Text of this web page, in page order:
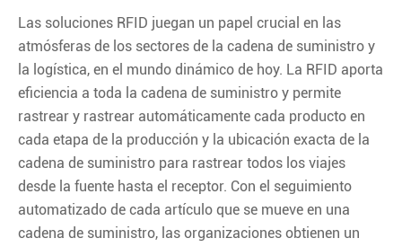
Las soluciones RFID juegan un papel crucial en las
atmósferas de los sectores de la cadena de suministro y
la logística, en el mundo dinámico de hoy. La RFID aporta
eficiencia a toda la cadena de suministro y permite
rastrear y rastrear automáticamente cada producto en
cada etapa de la producción y la ubicación exacta de la
cadena de suministro para rastrear todos los viajes
desde la fuente hasta el receptor. Con el seguimiento
automatizado de cada artículo que se mueve en una
cadena de suministro, las organizaciones obtienen un